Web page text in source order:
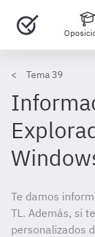
Tema 39
Te damos
TL. Además, si
personalizados